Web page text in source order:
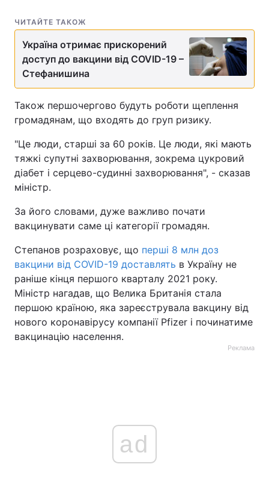
Тема оформлення
ЧИТАЙТЕ ТАКОЖ
Україна отримає прискорений
доступ до вакцини від COVID-19 –
Стефанишина
Також першочергово будуть роботи щеплення
громадянам, що входять до груп ризику.
"Це люди, старші за 60 років. Це люди, які мають
тяжкі супутні захворювання, зокрема цукровий
діабет і серцево-судинні захворювання", - сказав
міністр.
За його словами, дуже важливо почати
вакцинувати саме ці категорії громадян.
Степанов розраховує, що перші 8 млн доз
вакцини від COVID-19 доставлять в Україну не
раніше кінця першого кварталу 2021 року.
Міністр нагадав, що Велика Британія стала
першою країною, яка зареєструвала вакцину від
нового коронавірусу компанії Pfizer і починатиме
вакцинацію населення.
Реклама
ad